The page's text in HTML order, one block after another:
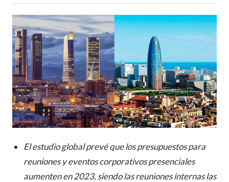
El estudio global prevé que los presupuestos para
reuniones y eventos corporativos presenciales
aumenten en 2023, siendo las reuniones internas las